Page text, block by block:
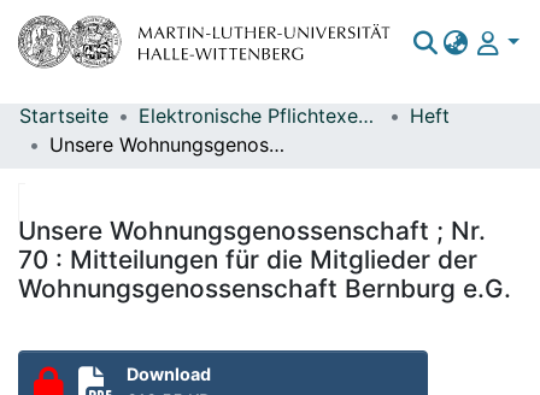
Bereiche & Sammlungen
Statistiken
Startseite Elektronische Pflichtexemplare
Heft
Unsere Wohnungsgenossenschaft ; Nr. 70 : Mitteilungen für die Mitglieder der Wohnungsgenossenschaft Bernburg e.G.
Unsere Wohnungsgenossenschaft ; Nr.
70 : Mitteilungen für die Mitglieder der
Wohnungsgenossenschaft Bernburg e.G.
Download